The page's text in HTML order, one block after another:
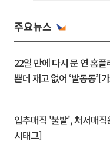
주요뉴스
22일 만에 다시 문 연 홈
쁜데 재고 없어 ‘발동동’[
입추매직 '불발', 처서매직
시태그]